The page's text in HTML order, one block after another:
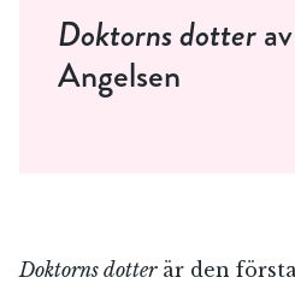
Doktorns dotter
Angelsen
Doktorns dotterär den